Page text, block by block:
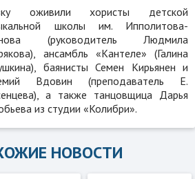
оживили хористы детской
школы им. Ипполитова-
(руководитель Людмила
ансамбль «Кантеле» (Галина
баянисты Семен Кирьянен и
Вдовин (преподаватель Е.
а также танцовщица Дарья
из студии «Колибри».
НОВОСТИ